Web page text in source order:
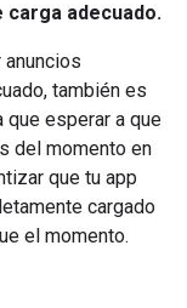
adecuado.
también es
que esperar a que
del momento en
que tu app
cargado
el momento.